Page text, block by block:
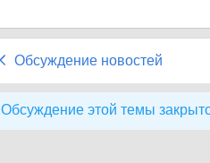
Обсуждение новостей
Обсуждение этой темы